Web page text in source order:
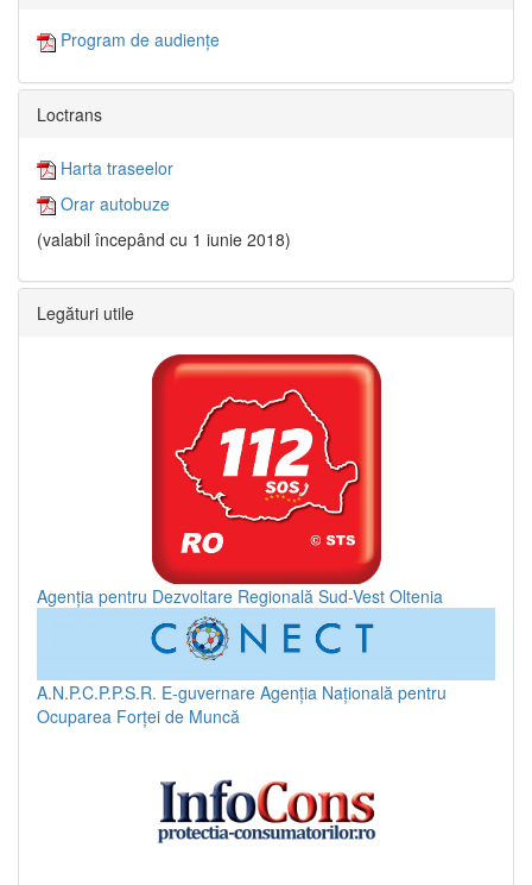
Program de audiențe
Loctrans
Harta traseelor
Orar autobuze
(valabil începând cu 1 iunie 2018)
Legături utile
Agenția pentru Dezvoltare Regională Sud-Vest Oltenia
A.N.P.C.P.P.S.R. E-guvernare Agenția Națională pentru
Ocuparea Forței de Muncă